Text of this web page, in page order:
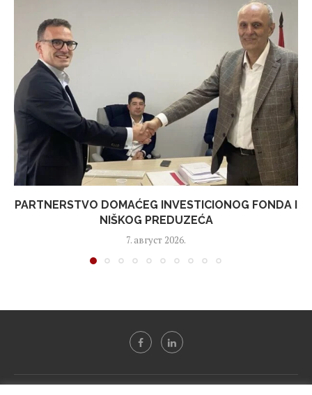
PARTNERSTVO DOMAĆEG INVESTICIONOG FONDA I
NIŠKOG PREDUZEĆA
7. август 2026.